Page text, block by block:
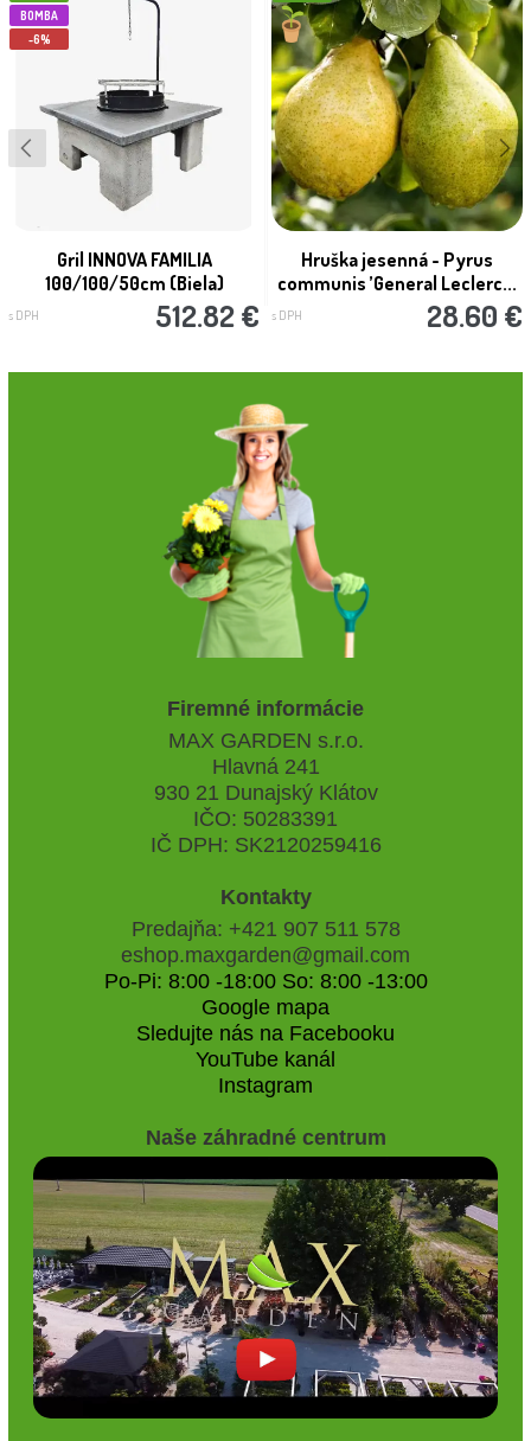
BOMBA
-6%
Gril INNOVA FAMILIA
100/100/50cm (Biela)
s DPH 512.82 €
Hruška jesenná - Pyrus
communis ’General Leclerc...
s DPH 28.60 €
Firemné informácie
MAX GARDEN s.r.o.
Hlavná 241
930 21 Dunajský Klátov
IČO: 50283391
IČ DPH: SK2120259416
Kontakty
Predajňa: +421 907 511 578
eshop.maxgarden@gmail.com
Po-Pi: 8:00 -18:00 So: 8:00 -13:00
Google mapa
Sledujte nás na Facebooku
YouTube kanál
Instagram
Naše záhradné centrum